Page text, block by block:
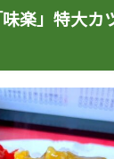
楽」特大カ